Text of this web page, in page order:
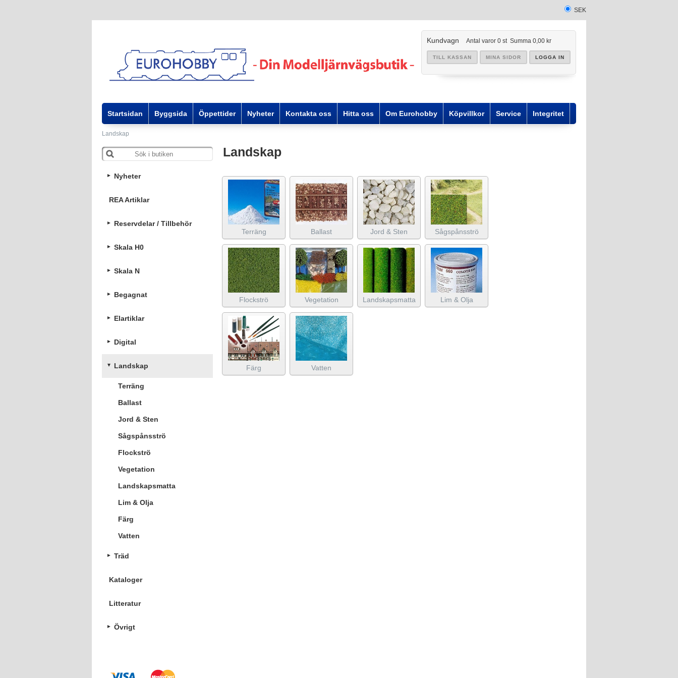
SEK
Kundvagn Antal varor 0 st Summa 0,00 kr
TILL KASSAN MINA SIDOR LOGGA IN
Startsidan Byggsida Öppettider Nyheter Kontakta oss Hitta oss Om Eurohobby Köpvillkor Service Integritet
Landskap
Nyheter
REA Artiklar
Reservdelar / Tillbehör
Skala H0
Skala N
Begagnat
Elartiklar
Digital
Landskap
Terräng
Ballast
Jord & Sten
Sågspånsströ
Flockströ
Vegetation
Landskapsmatta
Lim & Olja
Färg
Vatten
Träd
Kataloger
Litteratur
Övrigt
Landskap
Terräng Ballast Jord & Sten Sågspånsströ
Flockströ Vegetation Landskapsmatta Lim & Olja
Färg Vatten